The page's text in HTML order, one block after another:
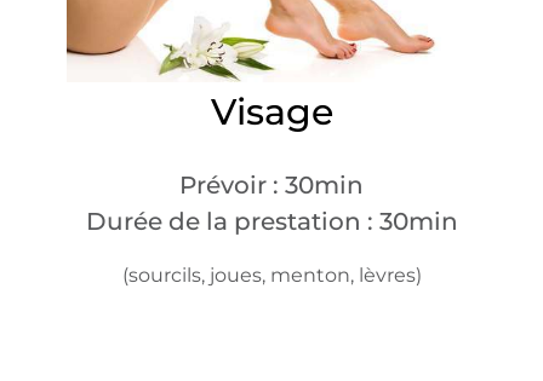
Visage
Prévoir : 30min
Durée de la prestation : 30min
(sourcils, joues, menton, lèvres)